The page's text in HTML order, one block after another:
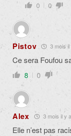
0 0
Pistov 3 mois il
Ce sera Foufou
8 0
Alex 3 mois il y a
Elle n’est pas